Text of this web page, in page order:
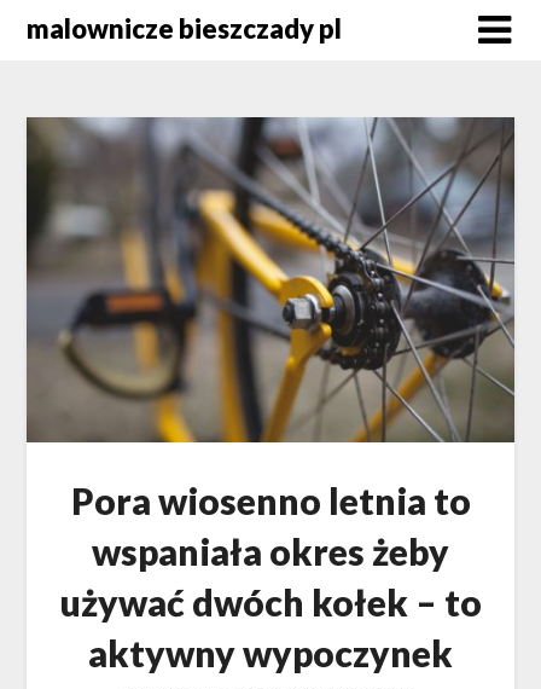
malownicze bieszczady pl
Pora wiosenno letnia to
wspaniała okres żeby
używać dwóch kołek – to
aktywny wypoczynek